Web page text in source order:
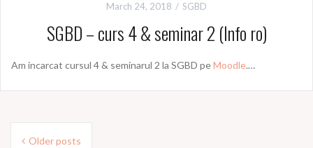
March 24, 2018 SGBD
SGBD – curs 4 & seminar 2 (Info ro)
Am incarcat cursul 4 & seminarul 2 la SGBD peMoodle.…
Posts
Older posts